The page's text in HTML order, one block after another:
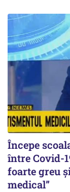
Începe
între Covid-
foarte greu
medical”